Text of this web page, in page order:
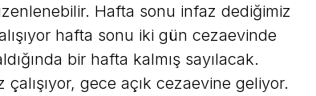
Hafta sonu infaz dediğimiz
hafta sonu iki gün cezaevinde
bir hafta kalmış sayılacak.
gece açık cezaevine geliyor.